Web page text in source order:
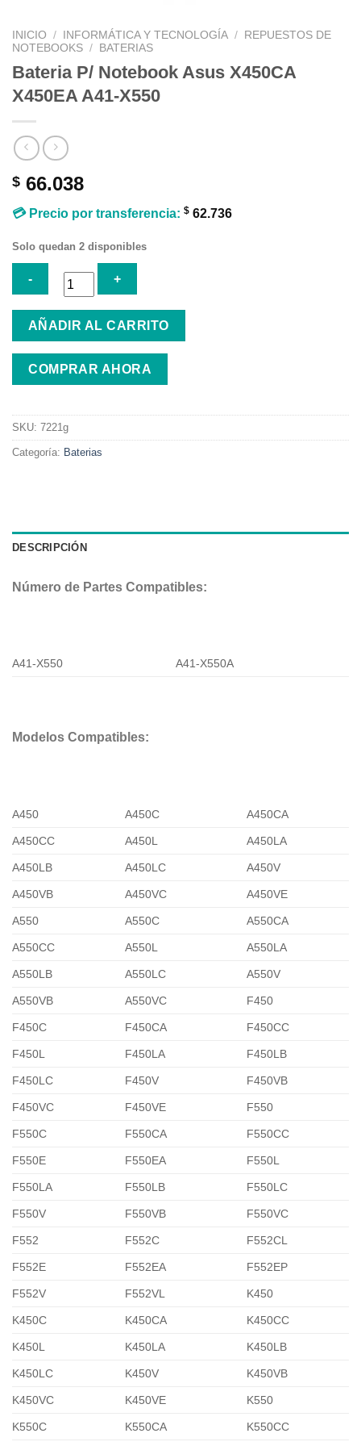
INICIO / INFORMÁTICA Y TECNOLOGÍA /
REPUESTOS DE
NOTEBOOKS / BATERIAS
Bateria P/ Notebook Asus X450CA
X450EA A41-X550
$ 66.038
💳 Precio por transferencia: $ 62.736
Solo quedan 2 disponibles
Bateria
Notebook
Asus
A41-
X550
AÑADIR AL CARRITO
COMPRAR AHORA
SKU: 7221g
Categoría: Baterias
DESCRIPCIÓN
Número de Partes Compatibles:
A41-X550 A41-X550A
Modelos Compatibles:
A450 A450C A450CA
A450CC A450L A450LA
A450LB A450LC A450V
A450VB A450VC A450VE
A550 A550C A550CA
A550CC A550L A550LA
A550LB A550LC A550V
A550VB A550VC F450
F450C F450CA F450CC
F450L F450LA F450LB
F450LC F450V F450VB
F450VC F450VE F550
F550C F550CA F550CC
F550E F550EA F550L
F550LA F550LB F550LC
F550V F550VB F550VC
F552 F552C F552CL
F552E F552EA F552EP
F552V F552VL K450
K450C K450CA K450CC
K450L K450LA K450LB
K450LC K450V K450VB
K450VC K450VE K550
K550C K550CA K550CC